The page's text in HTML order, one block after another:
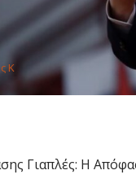
Κ
Γιαπλές: Η